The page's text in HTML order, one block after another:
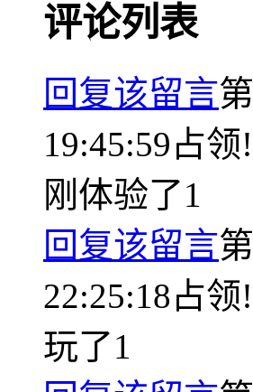
评论列表
回复该留言第
19:45:59占领!
刚体验了1
回复该留言第
22:25:18占领!
玩了1